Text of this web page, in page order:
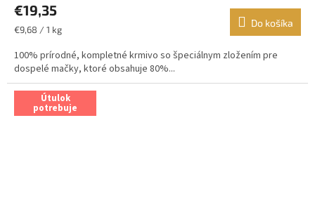
€19,35
Jednotková
€9,68 / 1 kg
Do košíka
100% prírodné, kompletné krmivo so špeciálnym zložením pre
dospelé mačky, ktoré obsahuje 80%...
Útulok
potrebuje